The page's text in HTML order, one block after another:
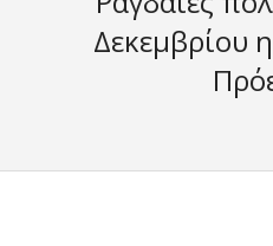
Δεκεμβρίου